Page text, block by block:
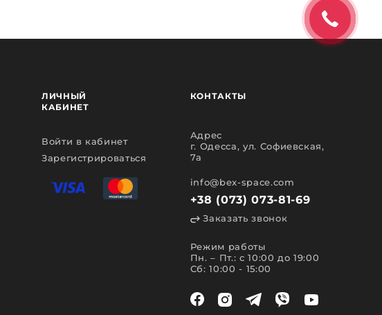
ЛИЧНЫЙ
КАБИНЕТ
Войти в кабинет
Зарегистрироваться
КОНТАКТЫ
Адрес
г. Одесса, ул. Софиевская,
7а
info@bex-space.com
+38 (073) 073-81-69
Заказать звонок
Режим работы
Пн. – Пт.: с 10:00 до 19:00
Сб: 10:00 - 15:00